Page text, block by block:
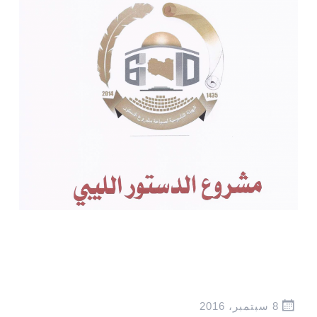
8 سبتمبر، 2016